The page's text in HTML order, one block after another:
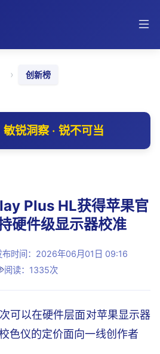
› 创新榜
敏锐洞察 · 锐不可当
Plus HL获得苹果官
硬件级显示器校准
布时间：2026年06月01日 09:16
阅读：1335次
可以在硬件层面对苹果显示器
色仪的定价面向一线创作者